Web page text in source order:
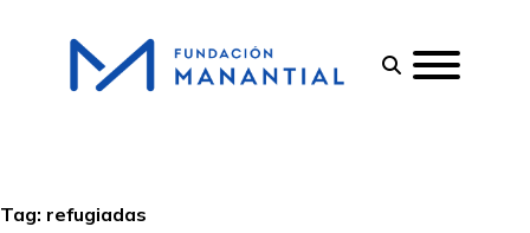
Tag: refugiadas